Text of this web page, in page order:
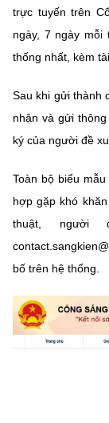
Sở hữu trí tuệ
Tiêu chuẩn,
Năng lượng
Voice
Nhiệm vụ trọng
BỘ
Cơ quan chủ
Chịu trách nhiệm
Giám đốc Trung
Địa chỉ: Ban Biên
trực tuyến trên
ngày, 7 ngày
thống nhất, kèm
Sau khi gửi thành
nhận và gửi
ký của người đề
Toàn bộ biểu
hợp gặp khó
thuật,
bố trên hệ thống.